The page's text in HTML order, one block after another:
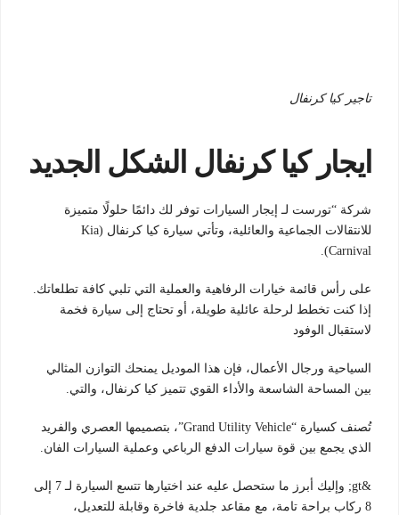
تاجير كيا كرنفال
ايجار كيا كرنفال الشكل الجديد
شركة “تورست لـ إيجار السيارات توفر لك دائمًا حلولًا متميزة
للانتقالات الجماعية والعائلية، وتأتي سيارة
كيا كرنفال (Kia
Carnival).
على رأس قائمة خيارات الرفاهية والعملية التي تلبي كافة تطلعاتك.
إذا كنت تخطط لرحلة عائلية طويلة، أو تحتاج إلى سيارة فخمة
لاستقبال الوفود
السياحية ورجال الأعمال، فإن هذا الموديل يمنحك التوازن المثالي
بين المساحة الشاسعة والأداء القوي تتميز كيا كرنفال، والتي.
تُصنف كسيارة “Grand Utility Vehicle”، بتصميمها العصري والفريد
الذي يجمع بين قوة سيارات الدفع الرباعي وعملية السيارات الفان.
&gt; وإليك أبرز ما ستحصل عليه عند اختيارها تتسع السيارة لـ 7 إلى
8 ركاب براحة تامة، مع مقاعد جلدية فاخرة وقابلة للتعديل،